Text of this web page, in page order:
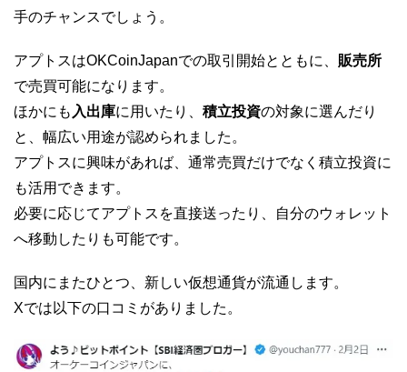
手のチャンスでしょう。
アプトスはOKCoinJapanでの取引開始とともに、 販売所
で売買可能になります。
ほかにも 入出庫に用いたり、 積立投資の対象に選んだり
と、幅広い用途が認められました。
アプトスに興味があれば、通常売買だけでなく積立投資に
も活用できます。
必要に応じてアプトスを直接送ったり、自分のウォレット
へ移動したりも可能です。
国内にまたひとつ、新しい仮想通貨が流通します。
Xでは以下の口コミがありました。